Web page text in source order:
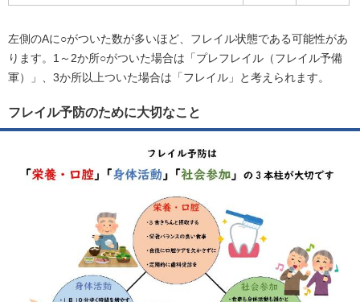
左側のAに○がついた数が多いほど、フレイル状態である可能性があ
ります。1～2か所○がついた場合は「プレフレイル（フレイル予備
軍）」、3か所以上ついた場合は「フレイル」と考えられます。
フレイル予防のために大切なこと